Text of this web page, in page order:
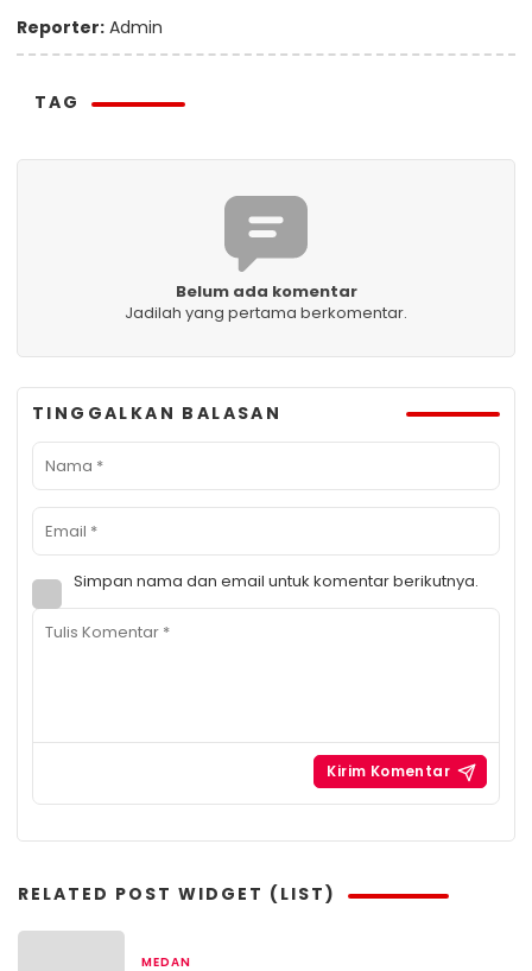
Reporter: Admin
TAG
Belum ada komentar
Jadilah yang pertama berkomentar.
TINGGALKAN BALASAN
Simpan nama dan email untuk komentar berikutnya.
RELATED POST WIDGET (LIST)
MEDAN